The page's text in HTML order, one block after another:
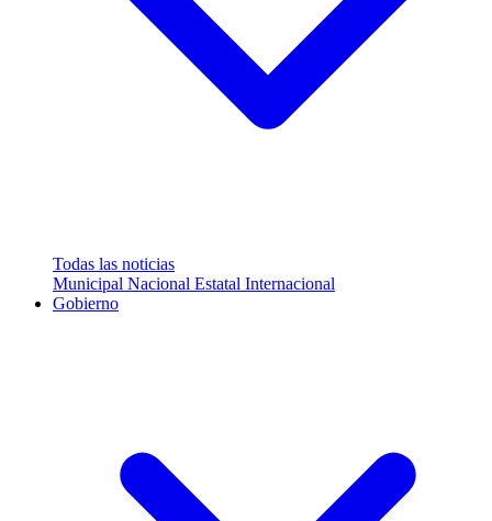
Todas las noticias
Municipal Nacional Estatal Internacional
Gobierno